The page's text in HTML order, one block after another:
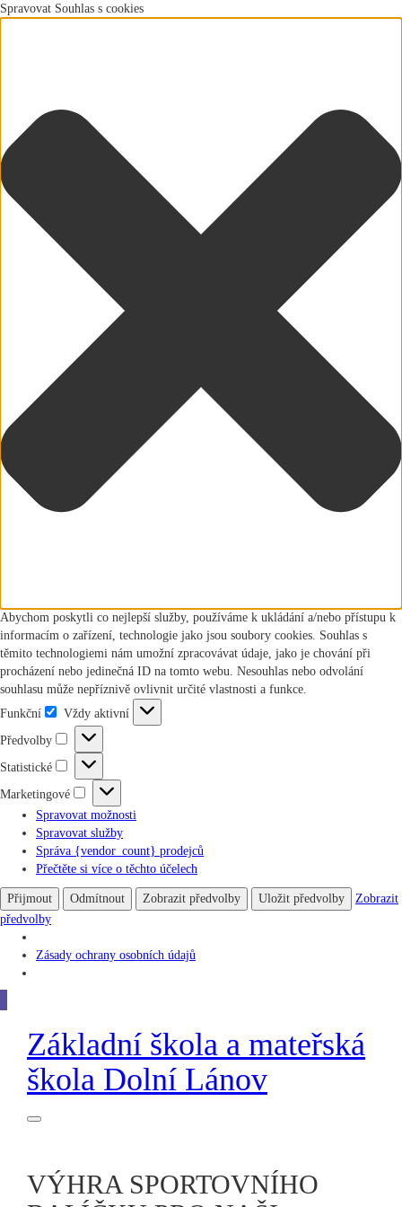
Spravovat Souhlas s cookies
Abychom poskytli co nejlepší služby, používáme k ukládání a/nebo přístupu k
informacím o zařízení, technologie jako jsou soubory cookies. Souhlas s
těmito technologiemi nám umožní zpracovávat údaje, jako je chování při
procházení nebo jedinečná ID na tomto webu. Nesouhlas nebo odvolání
souhlasu může nepříznivě ovlivnit určité vlastnosti a funkce.
Funkční
Funkční
Vždy aktivní
Předvolby
Předvolby
Statistické
Statistické
Marketingové
Marketingové
Spravovat možnosti
Spravovat služby
Správa {vendor_count} prodejců
Přečtěte si více o těchto účelech
Přijmout Odmítnout Zobrazit předvolby Uložit předvolby
Zobrazit
předvolby
Zásady ochrany osobních údajů
Základní škola a mateřská
škola Dolní Lánov
VÝHRA SPORTOVNÍHO